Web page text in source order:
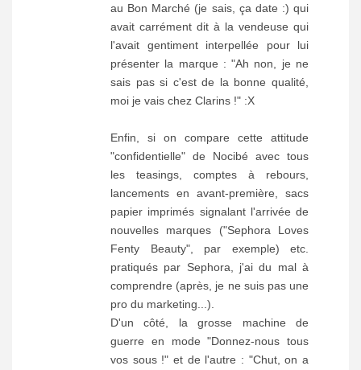
au Bon Marché (je sais, ça date :) qui
avait carrément dit à la vendeuse qui
l'avait gentiment interpellée pour lui
présenter la marque : "Ah non, je ne
sais pas si c'est de la bonne qualité,
moi je vais chez Clarins !" :X
Enfin, si on compare cette attitude
"confidentielle" de Nocibé avec tous
les teasings, comptes à rebours,
lancements en avant-première, sacs
papier imprimés signalant l'arrivée de
nouvelles marques ("Sephora Loves
Fenty Beauty", par exemple) etc.
pratiqués par Sephora, j'ai du mal à
comprendre (après, je ne suis pas une
pro du marketing...).
D'un côté, la grosse machine de
guerre en mode "Donnez-nous tous
vos sous !" et de l'autre : "Chut, on a